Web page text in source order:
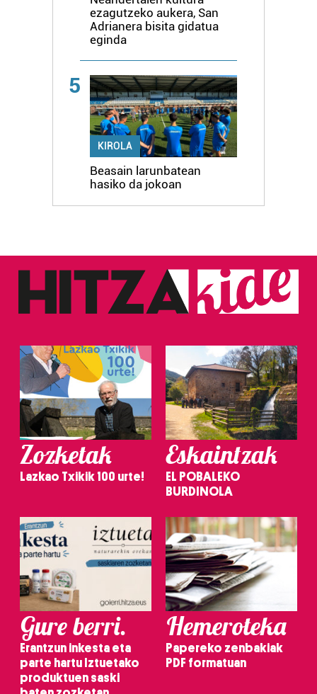
ezagutzeko aukera, San
Adrianera bisita gidatua
eginda
5
KIROLA
Beasain larunbatean
hasiko da jokoan
Zozketak
Lazkao Txikik 100 urte!
Eskaintzak
EL POBALEKO
BURDINOLA
Gure berri.
Erantzun inkesta eta
parte hartu Iztuetako
produktuen saski
Hemeroteka
Papereko zenbakiak
PDF formatuan